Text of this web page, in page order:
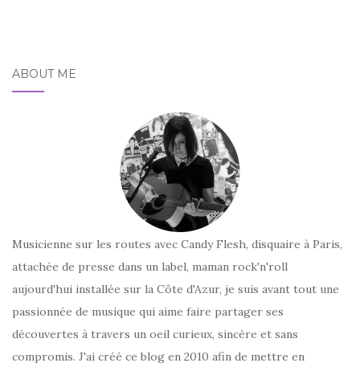
ABOUT ME
Musicienne sur les routes avec Candy Flesh, disquaire à Paris,
attachée de presse dans un label, maman rock'n'roll
aujourd'hui installée sur la Côte d'Azur, je suis avant tout une
passionnée de musique qui aime faire partager ses
découvertes à travers un oeil curieux, sincère et sans
compromis. J'ai créé ce blog en 2010 afin de mettre en